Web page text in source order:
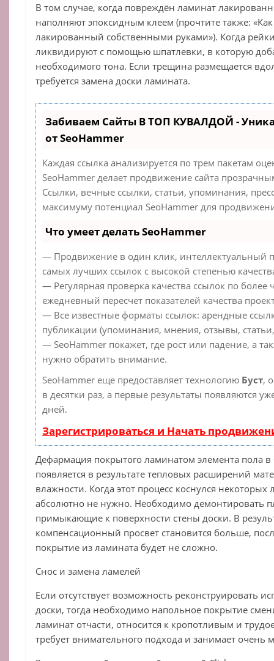
В том случае, когда повреждён ламинат
наполняют эпоксидным клеем (прочтите также:
лакированный собственными руками»). Когда
ликвидируют с помощью шпатлевки, в которую
необходимого тона. Если трещина размещается
требуется замена доски ламината.
Забиваем Сайты В ТОП КУВАЛДОЙ -
от SeoHammer
Каждая ссылка анализируется по трем пакетам
SeoHammer делает продвижение сайта
Ссылки, вечные ссылки, статьи, упоминания,
максимуму потенциал SeoHammer для
Что умеет делать SeoHammer
— Продвижение в один клик, интеллектуальный
самых лучших ссылок с высокой степенью
— Регулярная проверка качества ссылок по более
ежедневный пересчет показателей качества
— Все известные форматы ссылок: арендные
публикации (упоминания, мнения, отзывы,
— SeoHammer покажет, где рост или падение, а
нужно обратить внимание.
SeoHammer еще предоставляет технологию Буст,
в десятки раз, а первые результаты появляются
дней.
Зарегистрироваться и Начать
Дефармация покрытого ламинатом элемента пола
появляется в результате тепловых расширений
влажности. Когда этот процесс коснулся
абсолютно не нужно. Необходимо демонтировать
примыкающие к поверхности стены доски. В
компенсационный просвет становится больше,
покрытие из ламината будет не сложно.
Снос и замена ламелей
Если отсутствует возможность реконструировать
доски, тогда необходимо напольное покрытие
ламинат отчасти, относится к кропотливым и
требует внимательного подхода и занимает очень